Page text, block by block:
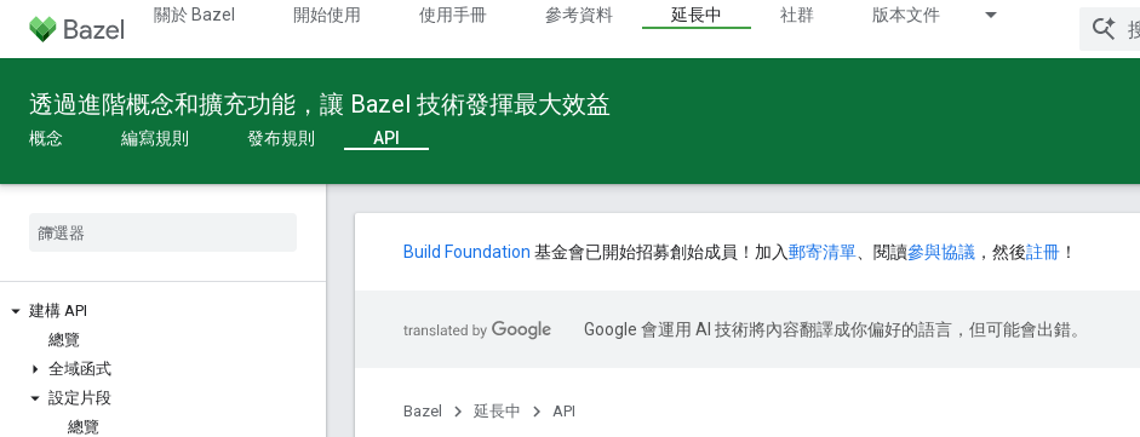
關於 Bazel 開始使用 使用手冊 參考資料 延長中 社群 版本文件
透過進階概念和擴充功能，讓 Bazel 技術發揮最大效益
概念 編寫規則 發布規則 API
建構 API
總覽
全域函式
設定片段
總覽
Build Foundation 基金會已開始招募創始成員！加入郵寄清單 、閱讀參與協議 ，然後註冊 ！
Google 會運用 AI 技術將內容翻譯成你偏好的語言，但可能會出錯。
Bazel 延長中 API